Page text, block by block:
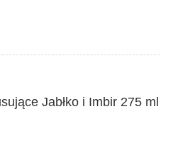
Jabłko i Imbir 275 ml